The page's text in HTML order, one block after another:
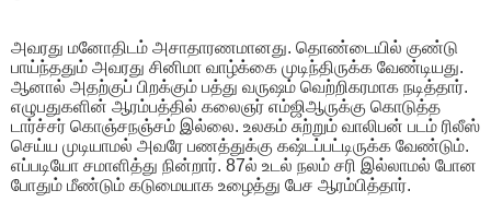
அவரது மனோதிடம் அசாதாரணமானது. தொண்டையில் குண்டு
பாய்ந்ததும் அவரது சினிமா வாழ்க்கை முடிந்திருக்க வேண்டியது.
ஆனால் அதற்குப் பிறக்கும் பத்து வருஷம் வெற்றிகரமாக நடித்தார்.
எழுபதுகளின் ஆரம்பத்தில் கலைஞர் எம்ஜிஆருக்கு கொடுத்த
டார்ச்சர் கொஞ்சநஞ்சம் இல்லை. உலகம் சுற்றும் வாலிபன் படம் ரிலீஸ்
செய்ய முடியாமல் அவரே பணத்துக்கு கஷ்டப்பட்டிருக்க வேண்டும்.
எப்படியோ சமாளித்து நின்றார். 87ல் உடல் நலம் சரி இல்லாமல் போன
போதும் மீண்டும் கடுமையாக உழைத்து பேச ஆரம்பித்தார்.